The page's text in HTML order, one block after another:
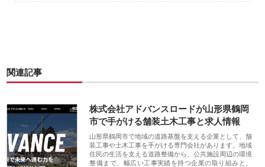
関連記事
株式会社アドバンスロードが山形県鶴岡
市で手がける舗装土木工事と求人情報
山形県鶴岡市で地域の道路基盤を支える企業として、舗
装工事や土木工事を手がける専門会社があります。地域
住民の生活を支える道路整備から、公共施設周辺の環境
整備まで、幅広い工事実績を持つ企業の取り組みと、